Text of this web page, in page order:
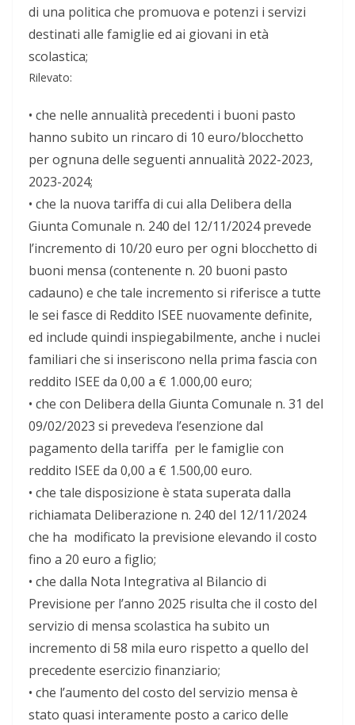
di una politica che promuova e potenzi i servizi
destinati alle famiglie ed ai giovani in età
scolastica;
Rilevato:
• che nelle annualità precedenti i buoni pasto
hanno subito un rincaro di 10 euro/blocchetto
per ognuna delle seguenti annualità 2022-2023,
2023-2024;
• che la nuova tariffa di cui alla Delibera della
Giunta Comunale n. 240 del 12/11/2024 prevede
l’incremento di 10/20 euro per ogni blocchetto di
buoni mensa (contenente n. 20 buoni pasto
cadauno) e che tale incremento si riferisce a tutte
le sei fasce di Reddito ISEE nuovamente definite,
ed include quindi inspiegabilmente, anche i nuclei
familiari che si inseriscono nella prima fascia con
reddito ISEE da 0,00 a € 1.000,00 euro;
• che con Delibera della Giunta Comunale n. 31 del
09/02/2023 si prevedeva l’esenzione dal
pagamento della tariffa per le famiglie con
reddito ISEE da 0,00 a € 1.500,00 euro.
• che tale disposizione è stata superata dalla
richiamata Deliberazione n. 240 del 12/11/2024
che ha modificato la previsione elevando il costo
fino a 20 euro a figlio;
• che dalla Nota Integrativa al Bilancio di
Previsione per l’anno 2025 risulta che il costo del
servizio di mensa scolastica ha subito un
incremento di 58 mila euro rispetto a quello del
precedente esercizio finanziario;
• che l’aumento del costo del servizio mensa è
stato quasi interamente posto a carico delle